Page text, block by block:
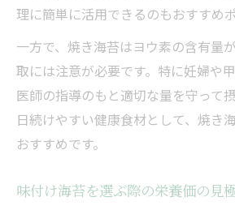
理に簡単に活用できるのもおすすめ
一方で、焼き海苔はヨウ素の含有量
取には注意が必要です。特に妊婦や
医師の指導のもと適切な量を守って
日続けやすい健康食材として、焼き
おすすめです。
味付け海苔を選ぶ際の栄養価の見